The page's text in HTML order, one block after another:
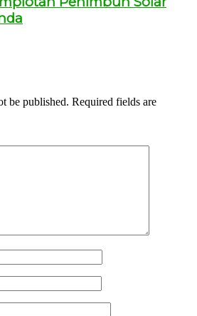
be published. Required fields are